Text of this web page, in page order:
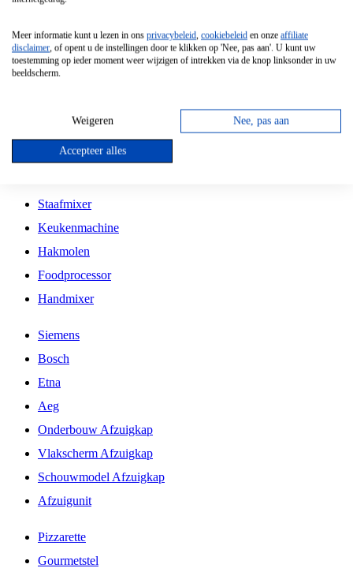
Vrijstaande Magnetron
Vrijstaande Kookplaat
Inbouw Gaskookplaat
Inbouw Keramische Kookplaat
Kookplaat Accessoires
Staafmixer
Keukenmachine
Hakmolen
Foodprocessor
Handmixer
Siemens
Bosch
Etna
Aeg
Onderbouw Afzuigkap
Vlakscherm Afzuigkap
Schouwmodel Afzuigkap
Afzuigunit
Pizzarette
Gourmetstel
Meer informatie kunt u lezen in ons privacybeleid, cookiebeleid en onze affiliate
disclaimer, of opent u de instellingen door te klikken op 'Nee, pas aan'. U kunt uw
toestemming op ieder moment weer wijzigen of intrekken via de knop linksonder in uw
beeldscherm.
Weigeren Nee, pas aan
Accepteer alles